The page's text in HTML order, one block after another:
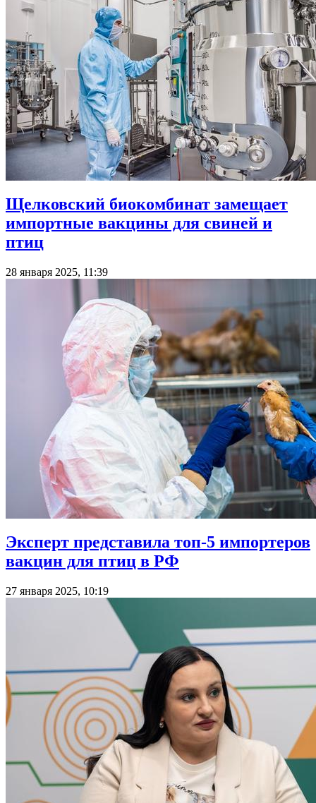
Щелковский биокомбинат замещает
импортные вакцины для свиней и
птиц
28 января 2025, 11:39
Эксперт представила топ-5 импортеров
вакцин для птиц в РФ
27 января 2025, 10:19